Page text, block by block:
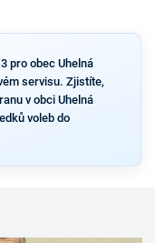
pro obec Uhelná
servisu. Zjistíte,
v obci Uhelná
voleb do